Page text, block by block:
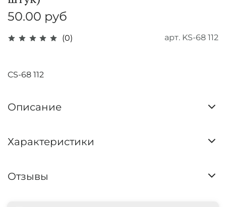
(0) арт. KS-68 112
50.00 руб
CS-68 112
Описание
Характеристики
Отзывы